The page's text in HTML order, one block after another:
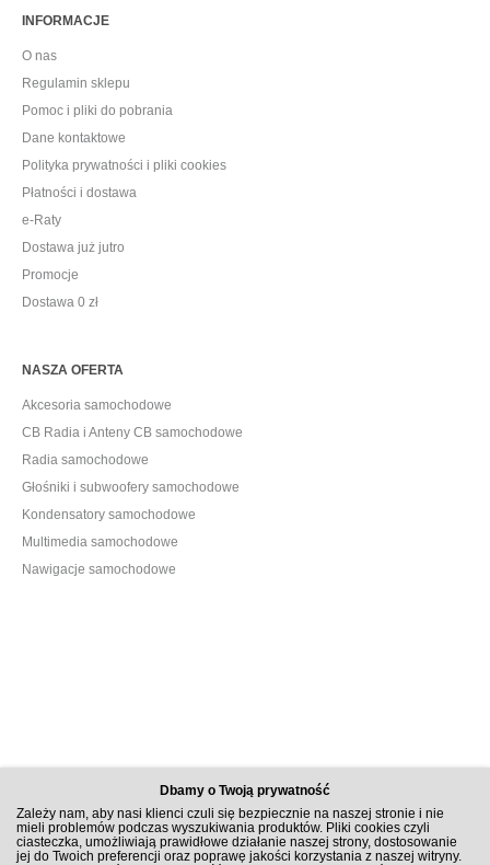
Dbamy o Twoją prywatność
Zależy nam, aby nasi klienci czuli się bezpiecznie na naszej stronie i nie
mieli problemów podczas wyszukiwania produktów. Pliki cookies czyli
ciasteczka, umożliwiają prawidłowe działanie naszej strony, dostosowanie
jej do Twoich preferencji oraz poprawę jakości korzystania z naszej witryny.
INFORMACJE
O nas
Regulamin sklepu
Pomoc i pliki do pobrania
Dane kontaktowe
Polityka prywatności i pliki cookies
Płatności i dostawa
e-Raty
Dostawa już jutro
Promocje
Dostawa 0 zł
NASZA OFERTA
Akcesoria samochodowe
CB Radia i Anteny CB samochodowe
Radia samochodowe
Głośniki i subwoofery samochodowe
Kondensatory samochodowe
Multimedia samochodowe
Nawigacje samochodowe